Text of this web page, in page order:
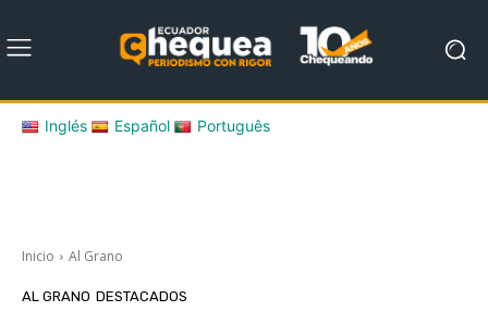
Inglés Español Português
Inicio Al Grano
AL GRANO DESTACADOS